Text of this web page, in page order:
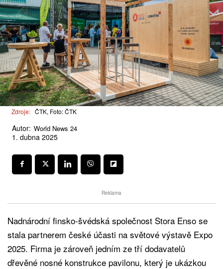
Zdroje: ČTK, Foto: ČTK
Autor: World News 24
1. dubna 2025
Reklama
Nadnárodní finsko-švédská společnost Stora Enso se
stala partnerem české účasti na světové výstavě Expo
2025. Firma je zároveň jedním ze tří dodavatelů
dřevěné nosné konstrukce pavilonu, který je ukázkou